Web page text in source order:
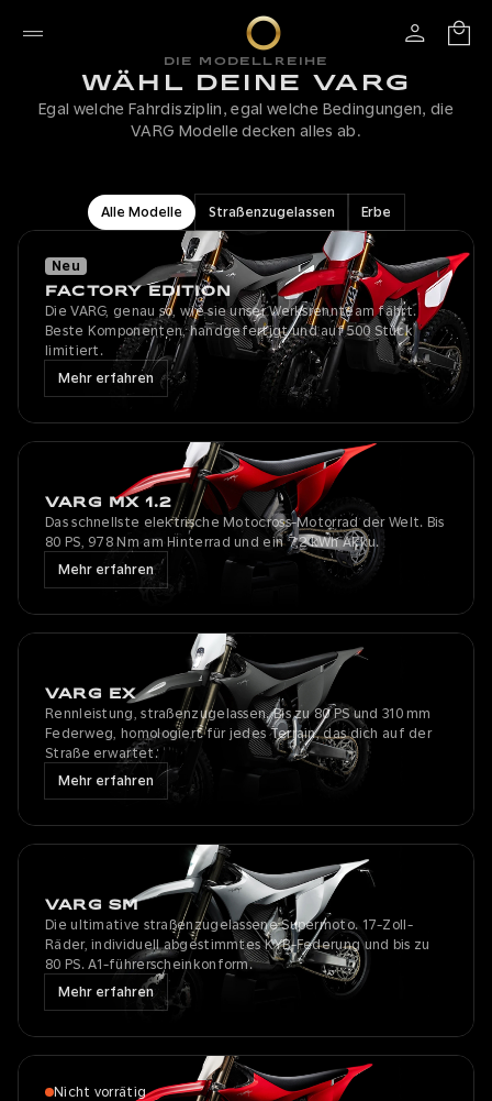
DIE MODELLREIHE
WÄHL DEINE VARG
Egal welche Fahrdisziplin, egal welche Bedingungen, die
VARG Modelle decken alles ab.
Alle Modelle Straßenzugelassen Erbe
Neu
FACTORY EDITION
Die VARG, genau so, wie sie unser Werksrennteam fährt.
Beste Komponenten, handgefertigt und auf 500 Stück
limitiert.
Mehr erfahren
VARG MX 1.2
Das schnellste elektrische Motocross-Motorrad der Welt. Bis
80 PS, 978 Nm am Hinterrad und ein 7,2 kWh Akku.
Mehr erfahren
VARG EX
Rennleistung, straßenzugelassen. Bis zu 80 PS und 310 mm
Federweg, homologiert für jedes Terrain, das dich auf der
Straße erwartet.
Mehr erfahren
VARG SM
Die ultimative straßenzugelassene Supermoto. 17-Zoll-
Räder, individuell abgestimmtes KYB-Federung und bis zu
80 PS. A1-führerscheinkonform.
Mehr erfahren
Nicht vorrätig